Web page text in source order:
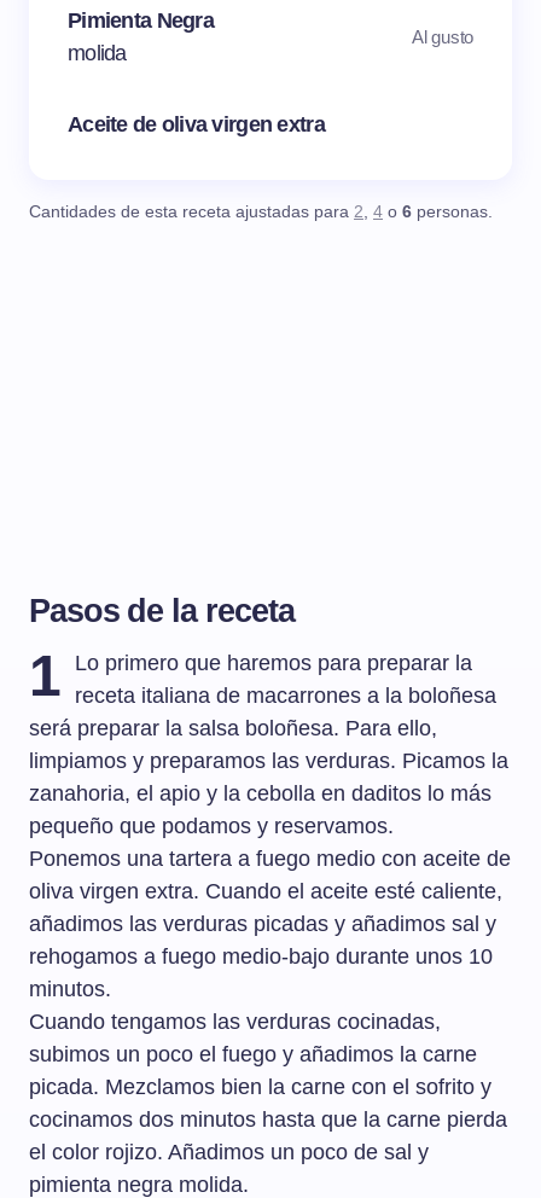
Pimienta Negra
molida
Al gusto
Aceite de oliva virgen extra
Cantidades de esta receta ajustadas para 2, 4 o 6 personas.
Pasos de la receta
1
Lo primero que haremos para preparar la
receta italiana de macarrones a la boloñesa
será preparar la salsa boloñesa. Para ello,
limpiamos y preparamos las verduras. Picamos la
zanahoria, el apio y la cebolla en daditos lo más
pequeño que podamos y reservamos.
Ponemos una tartera a fuego medio con aceite de
oliva virgen extra. Cuando el aceite esté caliente,
añadimos las verduras picadas y añadimos sal y
rehogamos a fuego medio-bajo durante unos 10
minutos.
Cuando tengamos las verduras cocinadas,
subimos un poco el fuego y añadimos la carne
picada. Mezclamos bien la carne con el sofrito y
cocinamos dos minutos hasta que la carne pierda
el color rojizo. Añadimos un poco de sal y
pimienta negra molida.